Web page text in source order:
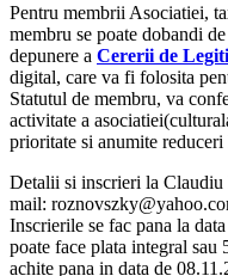
Pentru membrii Asociatiei,
membru se poate dobandi
depunere a Cererii de
digital, care va fi folosita
Statutul de membru, va
activitate a
prioritate si anumite
Detalii si inscrieri la
mail:
Inscrierile se fac pana la
poate face plata integral sau
achite pana in data de